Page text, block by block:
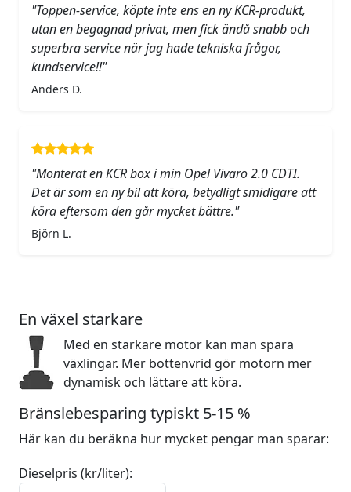
"Toppen-service, köpte inte ens en ny KCR-produkt,
utan en begagnad privat, men fick ändå snabb och
superbra service när jag hade tekniska frågor,
kundservice!!"
Anders D.
"Monterat en KCR box i min Opel Vivaro 2.0 CDTI.
Det är som en ny bil att köra, betydligt smidigare att
köra eftersom den går mycket bättre."
Björn L.
En växel starkare
Med en starkare motor kan man spara
växlingar. Mer bottenvrid gör motorn mer
dynamisk och lättare att köra.
Bränslebesparing typiskt 5-15 %
Här kan du beräkna hur mycket pengar man sparar:
Dieselpris (kr/liter):